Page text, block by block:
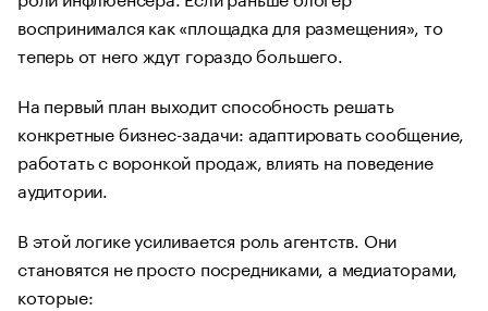
воспринимался как «площадка для размещения», то
теперь от него ждут гораздо большего.
На первый план выходит способность решать
конкретные бизнес-задачи: адаптировать сообщение,
работать с воронкой продаж, влиять на поведение
аудитории.
В этой логике усиливается роль агентств. Они
становятся не просто посредниками, а медиаторами,
которые: